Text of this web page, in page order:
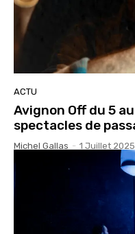
ACTU
Avignon Off du 5
spectacles de
Michel Gallas - 1 Juillet 2025